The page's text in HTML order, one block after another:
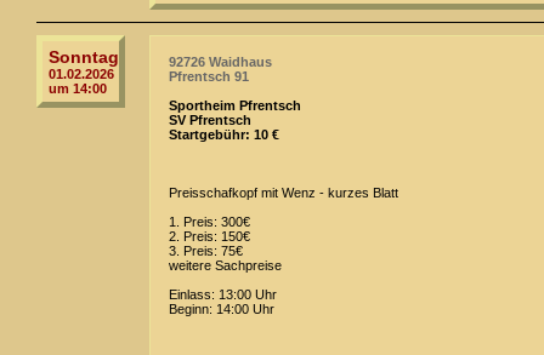
Sonntag
01.02.2026
um 14:00
92726 Waidhaus
Pfrentsch 91
Sportheim Pfrentsch
SV Pfrentsch
Startgebühr: 10 €
Preisschafkopf mit Wenz - kurzes Blatt
1. Preis: 300€
2. Preis: 150€
3. Preis: 75€
weitere Sachpreise
Einlass: 13:00 Uhr
Beginn: 14:00 Uhr